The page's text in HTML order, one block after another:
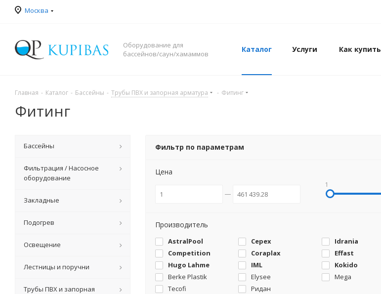
Москва
Оборудование для
бассейнов/саун/хамаммов
Каталог Услуги Как купить
Главная - Каталог - Бассейны - Трубы ПВХ и запорная арматура - Фитинг
Фитинг
Фильтр по параметрам
Цена
1
Производитель
AstralPool Cepex Idrania
Competition
Coraplax Effast
Hugo Lahme
IML Kokido
Berke Plastik
Elysee Mega
Tecofi
Ридан
Бассейны
Фильтрация / Насосное
оборудование
Закладные
Подогрев
Освещение
Лестницы и поручни
Трубы ПВХ и запорная